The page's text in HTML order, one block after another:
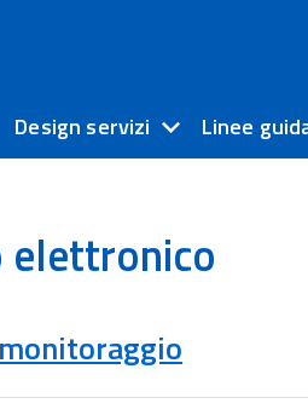
Design servizi Linee
elettronico